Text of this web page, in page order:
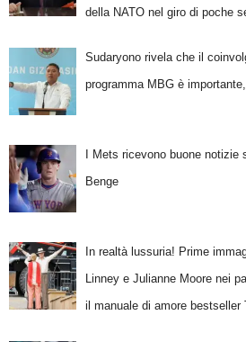
della NATO nel giro di poche
Sudaryono rivela che il
programma MBG è
I Mets ricevono buone notizie
Benge
In realtà lussuria! Prime
Linney e Julianne Moore nei
il manuale di amore bestseller